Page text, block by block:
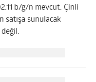
b/g/n mevcut. Çinli
satışa sunulacak
değil.